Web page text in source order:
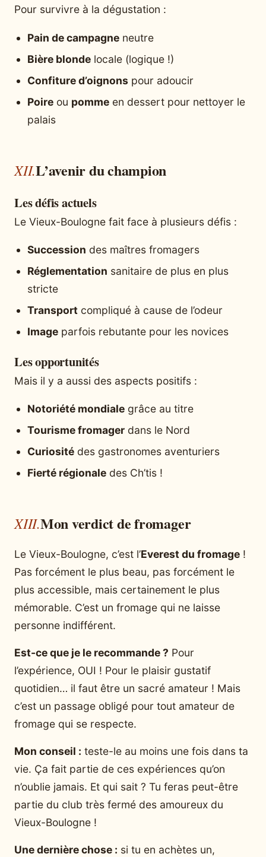
Pour survivre à la dégustation :
Pain de campagne neutre
Bière blonde locale (logique !)
Confiture d’oignons pour adoucir
Poire ou pomme en dessert pour nettoyer le
palais
L’avenir du champion
Les défis actuels
Le Vieux-Boulogne fait face à plusieurs défis :
Succession des maîtres fromagers
Réglementation sanitaire de plus en plus
stricte
Transport compliqué à cause de l’odeur
Image parfois rebutante pour les novices
Les opportunités
Mais il y a aussi des aspects positifs :
Notoriété mondiale grâce au titre
Tourisme fromager dans le Nord
Curiosité des gastronomes aventuriers
Fierté régionale des Ch’tis !
Mon verdict de fromager
Le Vieux-Boulogne, c’est l’Everest du fromage !
Pas forcément le plus beau, pas forcément le
plus accessible, mais certainement le plus
mémorable. C’est un fromage qui ne laisse
personne indifférent.
Est-ce que je le recommande ? Pour
l’expérience, OUI ! Pour le plaisir gustatif
quotidien… il faut être un sacré amateur ! Mais
c’est un passage obligé pour tout amateur de
fromage qui se respecte.
Mon conseil : teste-le au moins une fois dans ta
vie. Ça fait partie de ces expériences qu’on
n’oublie jamais. Et qui sait ? Tu feras peut-être
partie du club très fermé des amoureux du
Vieux-Boulogne !
Une dernière chose : si tu en achètes un,